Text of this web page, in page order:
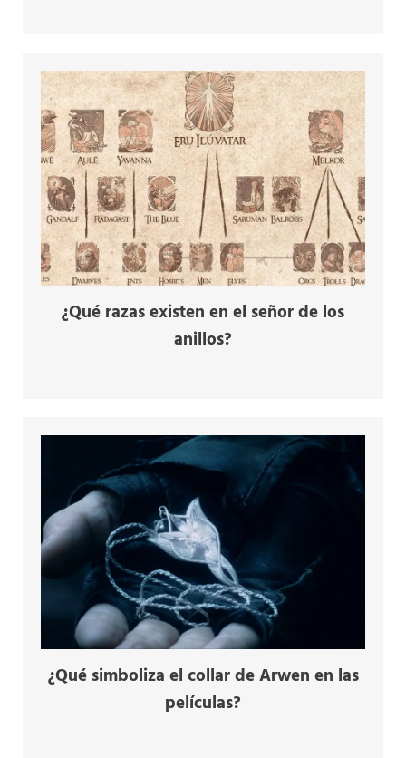
¿Qué razas existen en el señor de los
anillos?
¿Qué simboliza el collar de Arwen en las
películas?